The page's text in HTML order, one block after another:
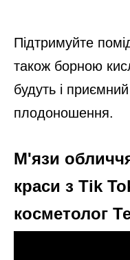
Підтримуйте
також борною
будуть і
плодоношення.
М'язи
краси з Tik
косметолог